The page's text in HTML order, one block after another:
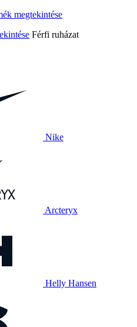
Férfi ruházat
Nike
Arcteryx
Helly Hansen